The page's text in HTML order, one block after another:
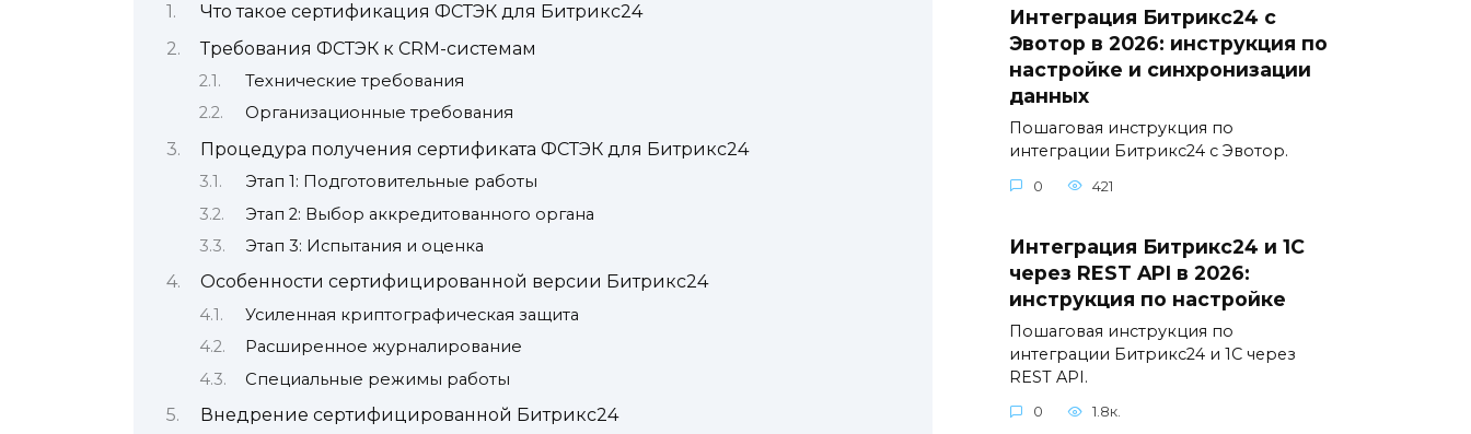
Что такое сертификация ФСТЭК для Битрикс24
Требования ФСТЭК к CRM-системам
Технические требования
Организационные требования
Процедура получения сертификата ФСТЭК для Битрикс24
Этап 1: Подготовительные работы
Этап 2: Выбор аккредитованного органа
Этап 3: Испытания и оценка
Особенности сертифицированной версии Битрикс24
Усиленная криптографическая защита
Расширенное журналирование
Специальные режимы работы
Внедрение сертифицированной Битрикс24
Интеграция Битрикс24 с
Эвотор в 2026: инструкция по
настройке и синхронизации
данных
Пошаговая инструкция по
интеграции Битрикс24 с Эвотор.
0 421
Интеграция Битрикс24 и 1С
через REST API в 2026:
инструкция по настройке
Пошаговая инструкция по
интеграции Битрикс24 и 1С через
REST API.
0 1.8к.